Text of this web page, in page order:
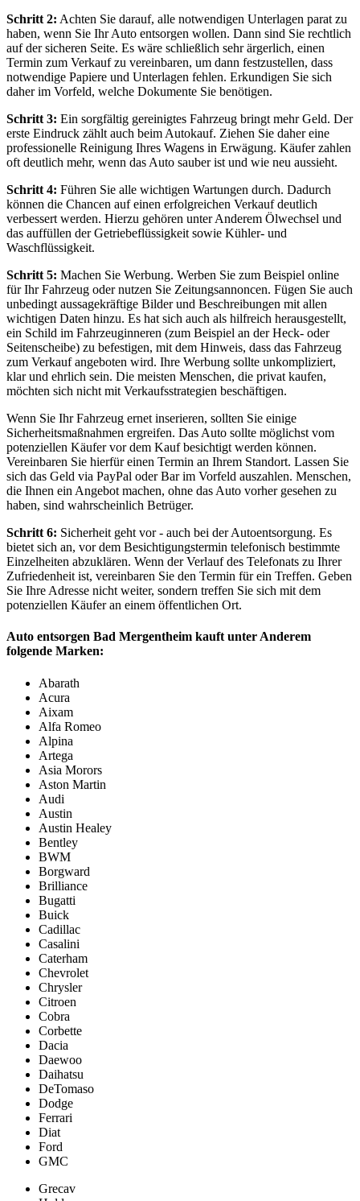
Schritt 2: Achten Sie darauf, alle notwendigen Unterlagen parat zu
haben, wenn Sie Ihr Auto entsorgen wollen. Dann sind Sie rechtlich
auf der sicheren Seite. Es wäre schließlich sehr ärgerlich, einen
Termin zum Verkauf zu vereinbaren, um dann festzustellen, dass
notwendige Papiere und Unterlagen fehlen. Erkundigen Sie sich
daher im Vorfeld, welche Dokumente Sie benötigen.
Schritt 3: Ein sorgfältig gereinigtes Fahrzeug bringt mehr Geld. Der
erste Eindruck zählt auch beim Autokauf. Ziehen Sie daher eine
professionelle Reinigung Ihres Wagens in Erwägung. Käufer zahlen
oft deutlich mehr, wenn das Auto sauber ist und wie neu aussieht.
Schritt 4: Führen Sie alle wichtigen Wartungen durch. Dadurch
können die Chancen auf einen erfolgreichen Verkauf deutlich
verbessert werden. Hierzu gehören unter Anderem Ölwechsel und
das auffüllen der Getriebeflüssigkeit sowie Kühler- und
Waschflüssigkeit.
Schritt 5: Machen Sie Werbung. Werben Sie zum Beispiel online
für Ihr Fahrzeug oder nutzen Sie Zeitungsannoncen. Fügen Sie auch
unbedingt aussagekräftige Bilder und Beschreibungen mit allen
wichtigen Daten hinzu. Es hat sich auch als hilfreich herausgestellt,
ein Schild im Fahrzeuginneren (zum Beispiel an der Heck- oder
Seitenscheibe) zu befestigen, mit dem Hinweis, dass das Fahrzeug
zum Verkauf angeboten wird. Ihre Werbung sollte unkompliziert,
klar und ehrlich sein. Die meisten Menschen, die privat kaufen,
möchten sich nicht mit Verkaufsstrategien beschäftigen.
Wenn Sie Ihr Fahrzeug ernet inserieren, sollten Sie einige
Sicherheitsmaßnahmen ergreifen. Das Auto sollte möglichst vom
potenziellen Käufer vor dem Kauf besichtigt werden können.
Vereinbaren Sie hierfür einen Termin an Ihrem Standort. Lassen Sie
sich das Geld via PayPal oder Bar im Vorfeld auszahlen. Menschen,
die Ihnen ein Angebot machen, ohne das Auto vorher gesehen zu
haben, sind wahrscheinlich Betrüger.
Schritt 6: Sicherheit geht vor - auch bei der Autoentsorgung. Es
bietet sich an, vor dem Besichtigungstermin telefonisch bestimmte
Einzelheiten abzuklären. Wenn der Verlauf des Telefonats zu Ihrer
Zufriedenheit ist, vereinbaren Sie den Termin für ein Treffen. Geben
Sie Ihre Adresse nicht weiter, sondern treffen Sie sich mit dem
potenziellen Käufer an einem öffentlichen Ort.
Auto entsorgen Bad Mergentheim kauft unter Anderem
folgende Marken:
Abarath
Acura
Aixam
Alfa Romeo
Alpina
Artega
Asia Morors
Aston Martin
Audi
Austin
Austin Healey
Bentley
BWM
Borgward
Brilliance
Bugatti
Buick
Cadillac
Casalini
Caterham
Chevrolet
Chrysler
Citroen
Cobra
Corbette
Dacia
Daewoo
Daihatsu
DeTomaso
Dodge
Ferrari
Diat
Ford
GMC
Grecav